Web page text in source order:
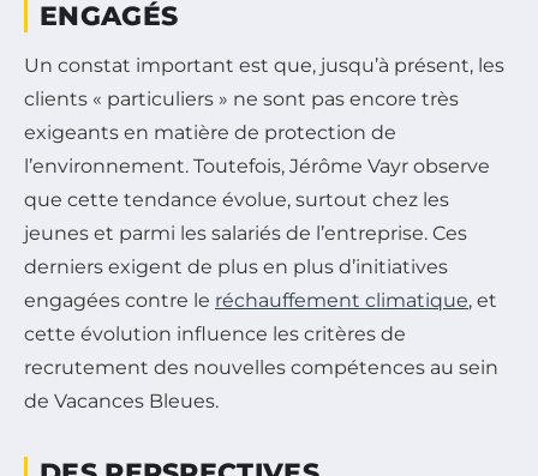
ENGAGÉS
Un constat important est que, jusqu’à présent, les
clients « particuliers » ne sont pas encore très
exigeants en matière de protection de
l’environnement. Toutefois, Jérôme Vayr observe
que cette tendance évolue, surtout chez les
jeunes et parmi les salariés de l’entreprise. Ces
derniers exigent de plus en plus d’initiatives
engagées contre le réchauffement climatique, et
cette évolution influence les critères de
recrutement des nouvelles compétences au sein
de Vacances Bleues.